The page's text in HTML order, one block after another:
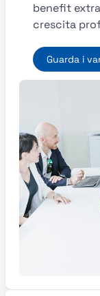
benefit
crescita
Guarda i